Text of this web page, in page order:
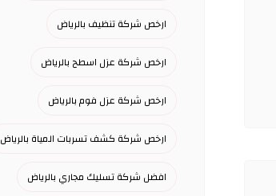
ارخص شركة تنظيف بالرياض
ارخص شركة عزل اسطح بالرياض
ارخص شركة عزل فوم بالرياض
ارخص شركة كشف تسربات المياة بالرياض
افضل شركة تسليك مجاري بالرياض